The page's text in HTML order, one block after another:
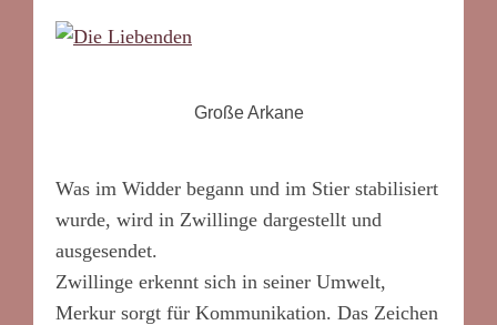
Große Arkane
Was im Widder begann und im Stier stabilisiert
wurde, wird in Zwillinge dargestellt und
ausgesendet.
Zwillinge erkennt sich in seiner Umwelt,
Merkur sorgt für Kommunikation. Das Zeichen